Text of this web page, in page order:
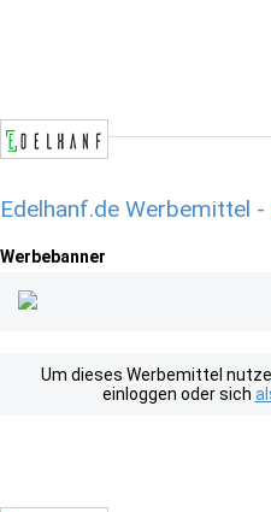
Edelhanf.de Werbemittel
Werbebanner
Um dieses Werbemittel
einloggen oder sich